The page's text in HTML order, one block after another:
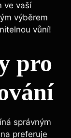
ve vaší
výběrem
vůní!
pro
správným
preferuje